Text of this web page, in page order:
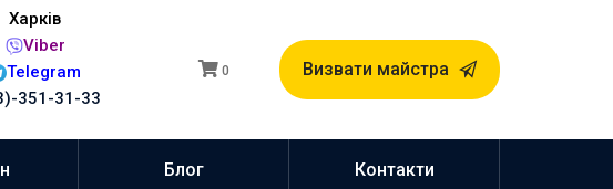
Харків
Viber
Telegram
351-31-33
0 Визвати майстра
Блог Контакти